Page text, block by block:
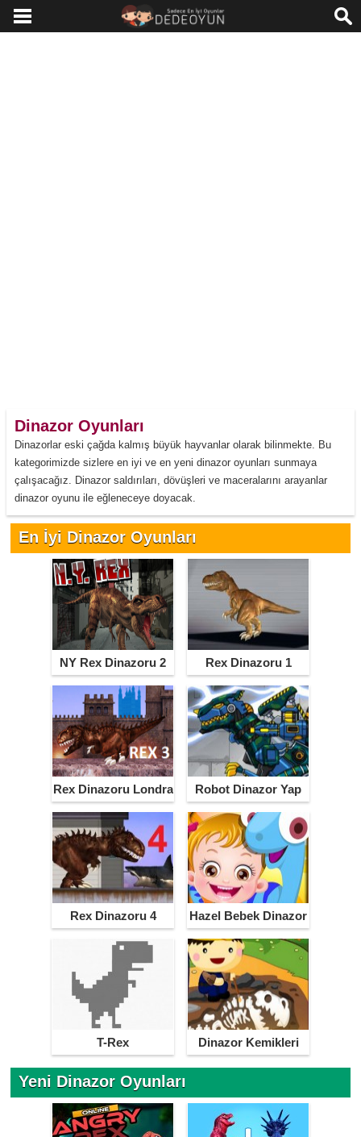
Dinazor Oyunları
Dinazorlar eski çağda kalmış büyük hayvanlar olarak bilinmekte. Bu
kategorimizde sizlere en iyi ve en yeni dinazor oyunları sunmaya
çalışacağız. Dinazor saldırıları, dövüşleri ve maceralarını arayanlar
dinazor oyunu ile eğleneceye doyacak.
En İyi Dinazor Oyunları
NY Rex Dinazoru 2 Rex Dinazoru 1
Rex Dinazoru Londra
3
Robot Dinazor Yap
Rex Dinazoru 4
Miami
Hazel Bebek Dinazor
T-Rex
Dinazor Kemikleri
Bulma
Yeni Dinazor Oyunları